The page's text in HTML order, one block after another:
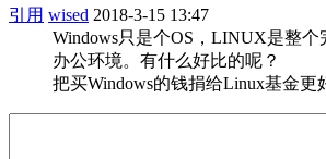
引用 wised 2018-3-15 13:47
Windows只是个OS，LINUX是整个
办公环境。有什么好比的呢？
把买Windows的钱捐给Linux基金更